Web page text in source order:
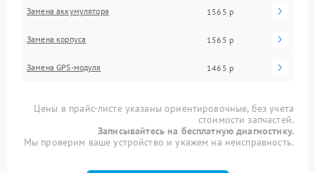
Замена аккумулятора 1565 р
Замена корпуса 1565 р
Замена GPS-модуля 1465 р
Цены в прайс-листе указаны ориентировочные, без учета
стоимости запчастей.
Записывайтесь на бесплатную диагностику.
Мы проверим ваше устройство и укажем на неисправность.